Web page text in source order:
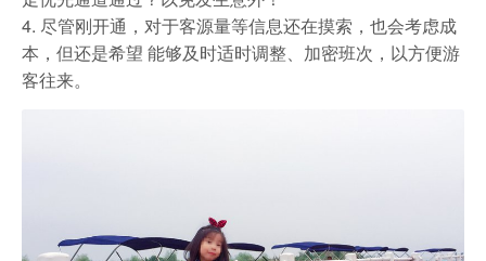
4. 尽管刚开通，对于客源量等信息还在摸索，也会考虑成
本，但还是希望 能够及时适时调整、加密班次，以方便游
客往来。